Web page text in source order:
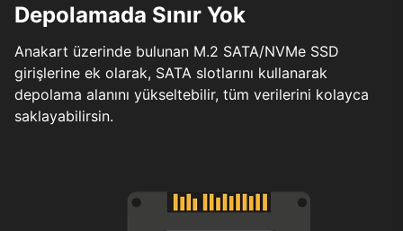
Depolamada Sınır Yok
Anakart üzerinde bulunan M.2 SATA/NVMe SSD
girişlerine ek olarak, SATA slotlarını kullanarak
depolama alanını yükseltebilir, tüm verilerini kolayca
saklayabilirsin.